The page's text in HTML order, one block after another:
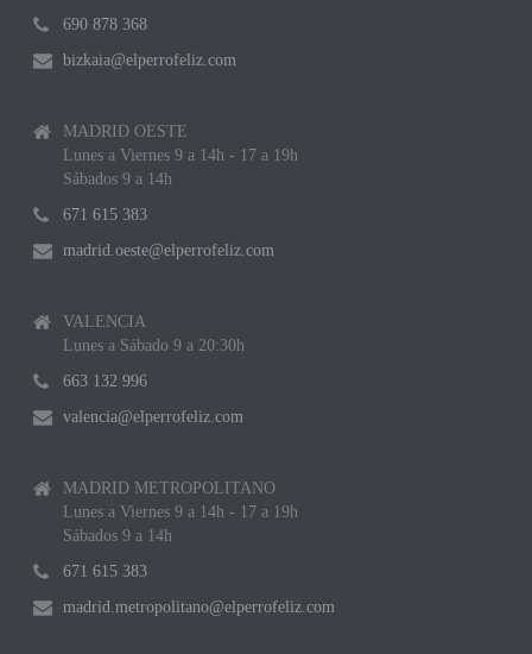
690 878 368
bizkaia@elperrofeliz.com
MADRID OESTE
Lunes a Viernes 9 a 14h - 17 a 19h
Sábados 9 a 14h
671 615 383
madrid.oeste@elperrofeliz.com
VALENCIA
Lunes a Sábado 9 a 20:30h
663 132 996
valencia@elperrofeliz.com
MADRID METROPOLITANO
Lunes a Viernes 9 a 14h - 17 a 19h
Sábados 9 a 14h
671 615 383
madrid.metropolitano@elperrofeliz.com